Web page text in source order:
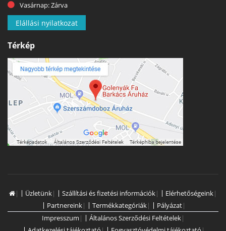
Vasárnap: Zárva
Elállási nyilatkozat
Térkép
| Üzletünk| Szállítási és fizetési információk| Elérhetőségeink|
Partnereink| Termékkategóriák| Pályázat|
Impresszum | Általános Szerződési Feltételek|